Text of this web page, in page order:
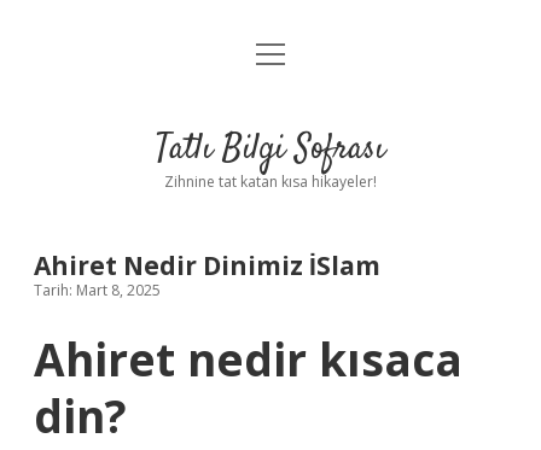
Anasayfa
Yasal Uyarı
menüyü
Tatlı Bilgi Sofrası
Zihnine tat katan kısa hikayeler!
Ahiret Nedir Dinimiz İSlam
Tarih: Mart 8, 2025
Ahiret nedir kısaca
din?